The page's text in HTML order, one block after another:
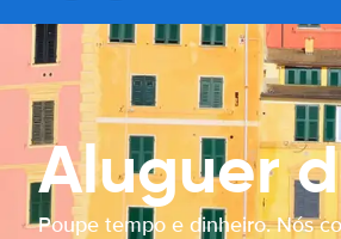
Aluguer
Poupe tempo e dinheiro. Nós